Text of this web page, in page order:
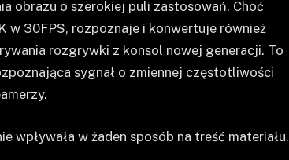
obrazu o szerokiej puli zastosowań. Choć
w 30FPS, rozpoznaje i konwertuje również
rozgrywki z konsol nowej generacji. To
sygnał o zmiennej częstotliwości
w żaden sposób na treść materiału.